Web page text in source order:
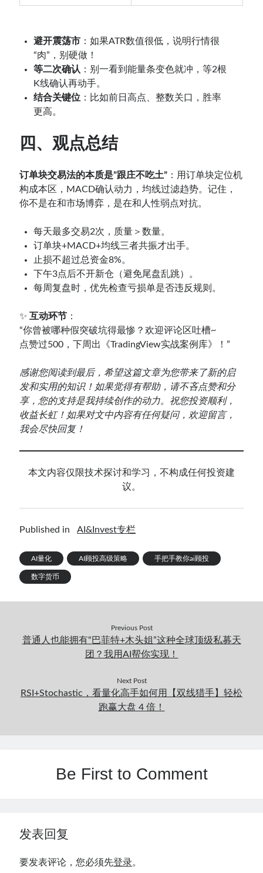
避开震荡市 ：如果ATR数值很低，说明行情很
“肉”，别硬做！
等二次确认 ：别一看到能量条变色就冲，等2根
K线确认再动手。
结合关键位 ：比如前日高点、整数关口，胜率
更高。
四、观点总结
订单块交易法的本质是”跟庄不吃土” ：用订单块定位机
构成本区，MACD确认动力，均线过滤趋势。记住，
你不是在和市场博弈，是在和人性弱点对抗。
每天最多交易2次，质量＞数量。
订单块+MACD+均线三者共振才出手。
止损不超过总资金8%。
下午3点后不开新仓（避免尾盘乱跳）。
每周复盘时，优先检查亏损单是否违反规则。
✨互动环节 ：
“你曾被哪种假突破坑得最惨？欢迎评论区吐槽~
点赞过500，下周出《TradingView实战案例库》！”
感谢您阅读到最后，希望这篇文章为您带来了新的启
发和实用的知识！如果觉得有帮助，请不吝点赞和分
享，您的支持是我持续创作的动力。祝您投资顺利，
收益长虹！如果对文中内容有任何疑问，欢迎留言，
我会尽快回复！
本文内容仅限技术探讨和学习，不构成任何投资建
议。
Published in AI&Invest专栏
AI量化 AI顾投高级策略 手把手教你ai顾投
数字货币
Previous Post
普通人也能拥有“巴菲特+木头姐”这种全球顶级私募天
团？我用AI帮你实现！
Next Post
RSI+Stochastic，看量化高手如何用【双线猎手】轻松
跑赢大盘 4 倍！
Be First to Comment
发表回复
要发表评论，您必须先登录。